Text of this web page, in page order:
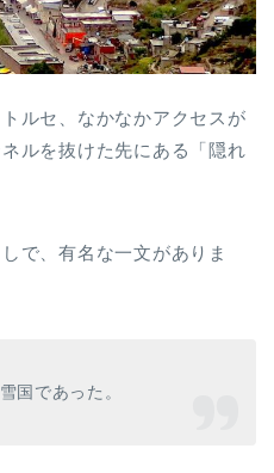
ルセ、なかなかアクセスが
ルを抜けた先にある「隠れ
で、有名な一文がありま
国であった。